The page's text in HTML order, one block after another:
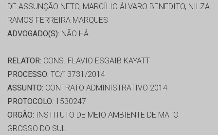
DE ASSUNÇÃO NETO, MARCÍLIO ÁLVARO BENEDITO, NILZA
RAMOS FERREIRA MARQUES
ADVOGADO(S): NÃO HÁ
RELATOR: CONS. FLAVIO ESGAIB KAYATT
PROCESSO: TC/13731/2014
ASSUNTO: CONTRATO ADMINISTRATIVO 2014
PROTOCOLO: 1530247
ORGÃO: INSTITUTO DE MEIO AMBIENTE DE MATO
GROSSO DO SUL